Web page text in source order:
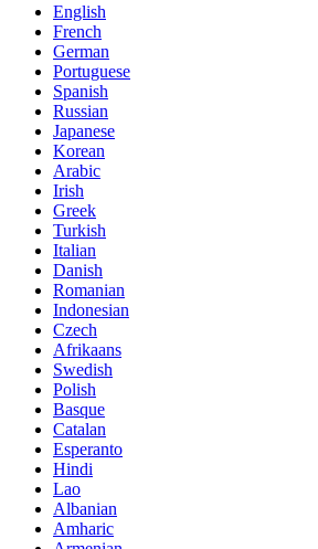
English
French
German
Portuguese
Spanish
Russian
Japanese
Korean
Arabic
Irish
Greek
Turkish
Italian
Danish
Romanian
Indonesian
Czech
Afrikaans
Swedish
Polish
Basque
Catalan
Esperanto
Hindi
Lao
Albanian
Amharic